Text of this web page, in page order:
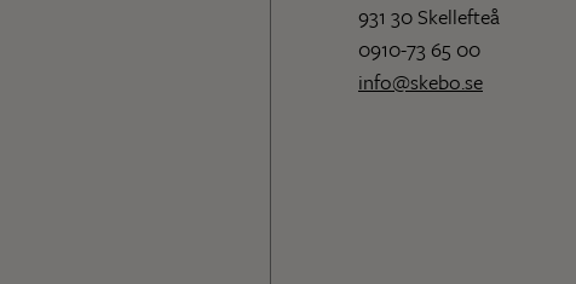
931 30 Skellefteå
0910-73 65 00
info@skebo.se